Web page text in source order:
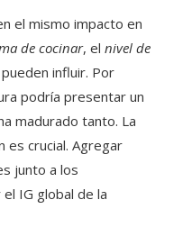
el mismo impacto en
de cocinar, el nivel de
pueden influir. Por
podría presentar un
madurado tanto. La
es crucial. Agregar
junto a los
IG global de la